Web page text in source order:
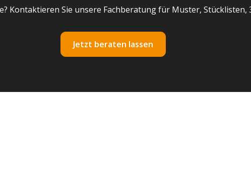
Kontaktieren Sie unsere Fachberatung für Muster,
Jetzt beraten lassen